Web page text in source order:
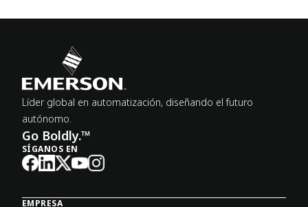
Líder global en automatización, diseñando el futuro
autónomo.
Go Boldly.™
SÍGANOS EN
EMPRESA